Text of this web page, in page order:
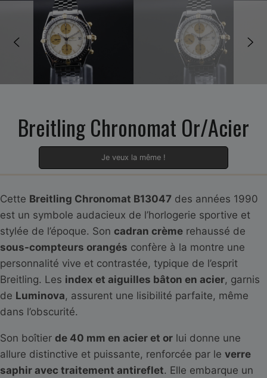
Breitling Chronomat Or/Acier
Je veux la même !
Cette Breitling Chronomat B13047 des années 1990
est un symbole audacieux de l’horlogerie sportive et
stylée de l’époque. Son cadran crème rehaussé de
sous-compteurs orangés confère à la montre une
personnalité vive et contrastée, typique de l’esprit
Breitling. Les index et aiguilles bâton en acier, garnis
de Luminova, assurent une lisibilité parfaite, même
dans l’obscurité.
Son boîtier de 40 mm en acier et or lui donne une
allure distinctive et puissante, renforcée par le verre
saphir avec traitement antireflet. Elle embarque un